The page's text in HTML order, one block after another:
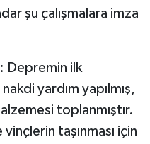
şu çalışmalara imza
Depremin ilk
yardım yapılmış,
toplanmıştır.
vinçlerin taşınması için